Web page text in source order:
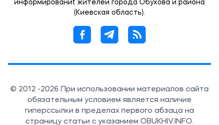
информированиt жителей города Обухова и района
(Киевская область).
© 2012 -2026 При использовании материалов сайта
обязательным условием является наличие
гиперссылки в пределах первого абзаца на
страницу статьи с указанием OBUKHIV.INFO.